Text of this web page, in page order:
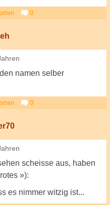
0
namen selber
0
scheisse aus, haben
»):
es nimmer witzig ist...